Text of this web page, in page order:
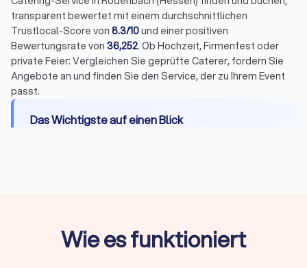
transparent bewertet mit einem durchschnittlichen
Trustlocal-Score von 8.3/10und einer positiven
Bewertungsrate von 36,252. Ob Hochzeit, Firmenfest oder
private Feier: Vergleichen Sie geprüfte Caterer, fordern Sie
Angebote an und finden Sie den Service, der zu Ihrem Event
passt.
Das Wichtigste auf einen Blick
Preise: Von 8 Euro pro Person für kalte Platten
bis 150 Euro für gehobene Menüs, Foodtrucks ab
Wie es funktioniert